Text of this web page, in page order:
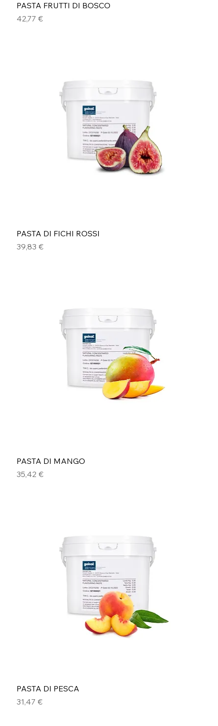
PASTA FRUTTI DI BOSCO
Prezzo
42,77 €
PASTA DI FICHI ROSSI
Prezzo
39,83 €
PASTA DI MANGO
Prezzo
35,42 €
PASTA DI PESCA
Prezzo
31,47 €